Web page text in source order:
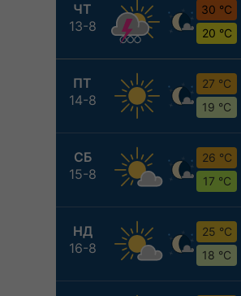
ЧТ
13-8
30 °C
20 °C
ПТ
14-8
27 °C
19 °C
СБ
15-8
26 °C
17 °C
НД
16-8
25 °C
18 °C